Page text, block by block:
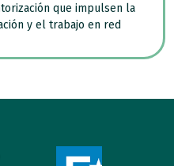
que impulsen la
y el trabajo en red